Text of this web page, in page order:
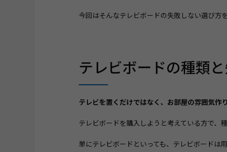
今回はそんなテレビボードの失敗しない選び方
テレビボードの種類
テレビを置くだけではなく、お部屋の雰囲気作
テレビボードを購入しようと考えている方で、
単にテレビボードといっても、テレビボードは